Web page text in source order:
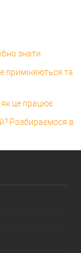
знати
приміняються та
як це працює
Розбираємося в